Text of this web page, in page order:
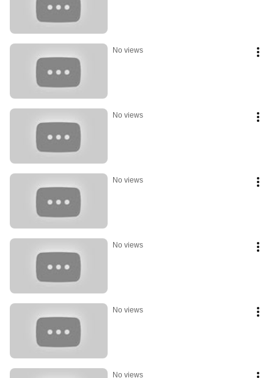
No views
No views
No views
No views
No views
No views